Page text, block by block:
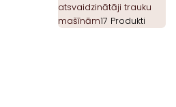
atsvaidzinātāji trauku
mašīnām17 Produkti